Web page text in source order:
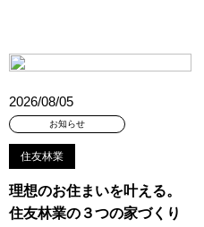
#ファーストオーナー募集 #フェア
#プラン #プランのセカンドオピ
#プランニングフェア #プランプ
#プレゼントキャンペーン #プレ
#プロに聞く土地探し #ヘーベル
#ペアローンメリット＆デメリット
2026/08/05
お知らせ
住友林業
理想のお住まいを叶える。
住友林業の３つの家づくり